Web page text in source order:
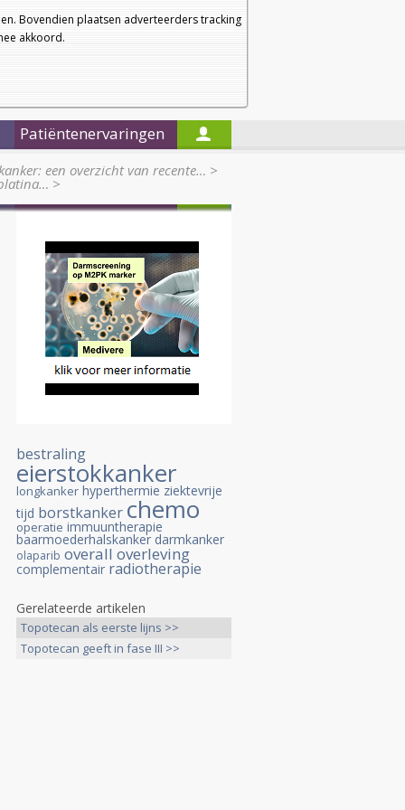
Bovendien plaatsen adverteerders tracking
akkoord.
a
a
Nieuwsbrief
Startpagina
Patiëntenervaringen
een overzicht van recente… >
>
bestraling
eierstokkanker
longkanker hyperthermie ziektevrije
tijd borstkanker chemo
operatie immuuntherapie
baarmoederhalskanker darmkanker
olaparib overall overleving
complementair radiotherapie
Gerelateerde artikelen
Topotecan als eerste lijns >>
Topotecan geeft in fase III >>